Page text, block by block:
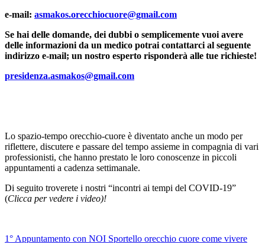
e-mail: asmakos.orecchiocuore@gmail.com
Se hai delle domande, dei dubbi o semplicemente vuoi avere
delle informazioni da un medico potrai contattarci al seguente
indirizzo e-mail; un nostro esperto risponderà alle tue richieste!
presidenza.asmakos@gmail.com
Lo spazio-tempo orecchio-cuore è diventato anche un modo per
riflettere, discutere e passare del tempo assieme in compagnia di vari
professionisti, che hanno prestato le loro conoscenze in piccoli
appuntamenti a cadenza settimanale.
Di seguito troverete i nostri “incontri ai tempi del COVID-19”
(Clicca per vedere i video)!
1° Appuntamento con NOI Sportello orecchio cuore come vivere